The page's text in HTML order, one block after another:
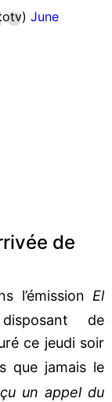
June
de
l’émission El
de
ce jeudi soir
que jamais le
un appel du